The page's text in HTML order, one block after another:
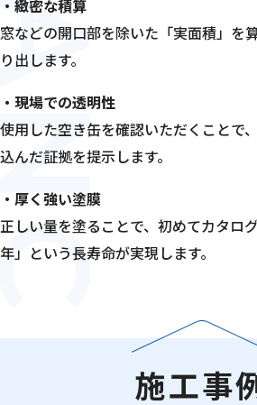
・緻密な積算
窓などの開口部を除いた「実面積」を
り出します。
・現場での透明性
使用した空き缶を確認いただくことで
込んだ証拠を提示します。
・厚く強い塗膜
正しい量を塗ることで、初めてカタロ
年」という長寿命が実現します。
施工事